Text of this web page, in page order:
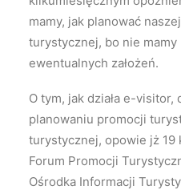
mamy, jak planować
turystycznej, bo nie mamy
ewentualnych założeń.
O tym, jak działa e-
planowaniu promocji
turystycznej, opowie jż 19
Forum Promocji
Ośrodka Informacji